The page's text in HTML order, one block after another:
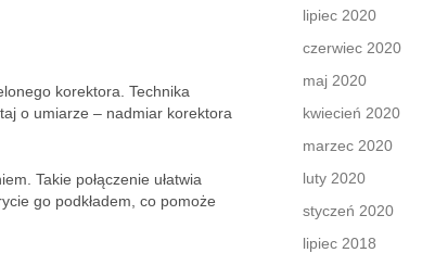
korektora. Technika
o umiarze – nadmiar korektora
Takie połączenie ułatwia
go podkładem, co pomoże
lipiec 2020
czerwiec 2020
maj 2020
kwiecień 2020
marzec 2020
luty 2020
styczeń 2020
lipiec 2018